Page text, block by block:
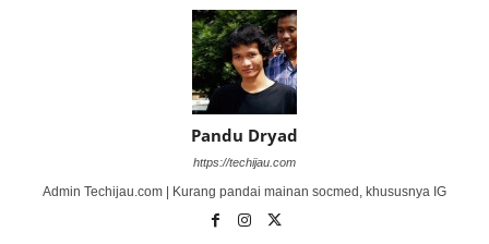
Pandu Dryad
https://techijau.com
Admin Techijau.com | Kurang pandai mainan socmed, khususnya IG